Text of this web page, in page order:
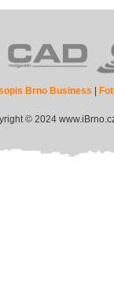
Brno Business
© 2024